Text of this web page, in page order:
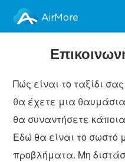
AirMore
Πώς είναι το ταξίδι
θα έχετε μια
θα συναντήσετε
Εδώ θα είναι το σωστό
προβλήματα. Μη